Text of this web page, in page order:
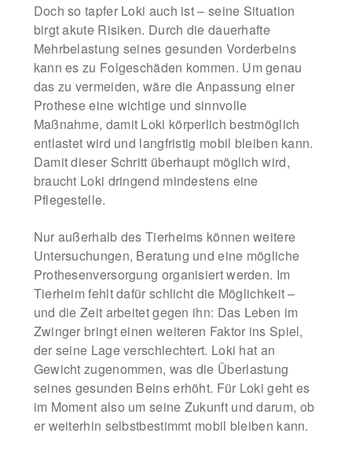
Doch so tapfer Loki auch ist – seine Situation
birgt akute Risiken. Durch die dauerhafte
Mehrbelastung seines gesunden Vorderbeins
kann es zu Folgeschäden kommen. Um genau
das zu vermeiden, wäre die Anpassung einer
Prothese eine wichtige und sinnvolle
Maßnahme, damit Loki körperlich bestmöglich
entlastet wird und langfristig mobil bleiben kann.
Damit dieser Schritt überhaupt möglich wird,
braucht Loki dringend mindestens eine
Pflegestelle.
Nur außerhalb des Tierheims können weitere
Untersuchungen, Beratung und eine mögliche
Prothesenversorgung organisiert werden. Im
Tierheim fehlt dafür schlicht die Möglichkeit –
und die Zeit arbeitet gegen ihn: Das Leben im
Zwinger bringt einen weiteren Faktor ins Spiel,
der seine Lage verschlechtert. Loki hat an
Gewicht zugenommen, was die Überlastung
seines gesunden Beins erhöht. Für Loki geht es
im Moment also um seine Zukunft und darum, ob
er weiterhin selbstbestimmt mobil bleiben kann.